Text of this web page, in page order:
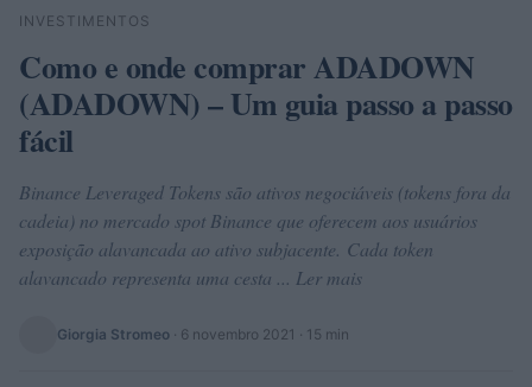
Buscar
INVESTIMENTOS
Como e onde comprar ADADOWN
(ADADOWN) – Um guia passo a passo
fácil
Binance Leveraged Tokens são ativos negociáveis ​​(tokens fora da
cadeia) no mercado spot Binance que oferecem aos usuários
exposição alavancada ao ativo subjacente. Cada token
alavancado representa uma cesta ... Ler mais
Giorgia Stromeo · 6 novembro 2021 · 15 min